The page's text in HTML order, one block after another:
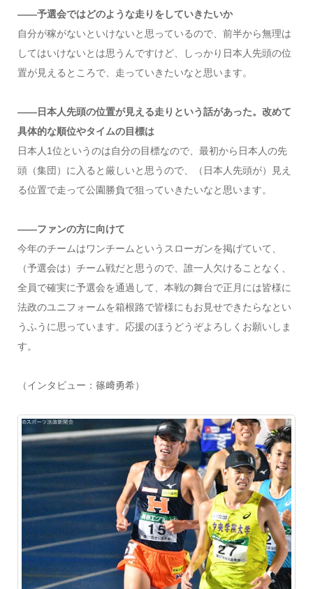
――予選会ではどのような走りをしていきたいか
自分が稼がないといけないと思っているので、前半から無理は
してはいけないとは思うんですけど、しっかり日本人先頭の位
置が見えるところで、走っていきたいなと思います。
――日本人先頭の位置が見える走りという話があった。改めて
具体的な順位やタイムの目標は
日本人1位というのは自分の目標なので、最初から日本人の先
頭（集団）に入ると厳しいと思うので、（日本人先頭が）見え
る位置で走って公園勝負で狙っていきたいなと思います。
――ファンの方に向けて
今年のチームはワンチームというスローガンを掲げていて、
（予選会は）チーム戦だと思うので、誰一人欠けることなく、
全員で確実に予選会を通過して、本戦の舞台で正月には皆様に
法政のユニフォームを箱根路で皆様にもお見せできたらなとい
うふうに思っています。応援のほうどうぞよろしくお願いしま
す。
（インタビュー：篠﨑勇希）